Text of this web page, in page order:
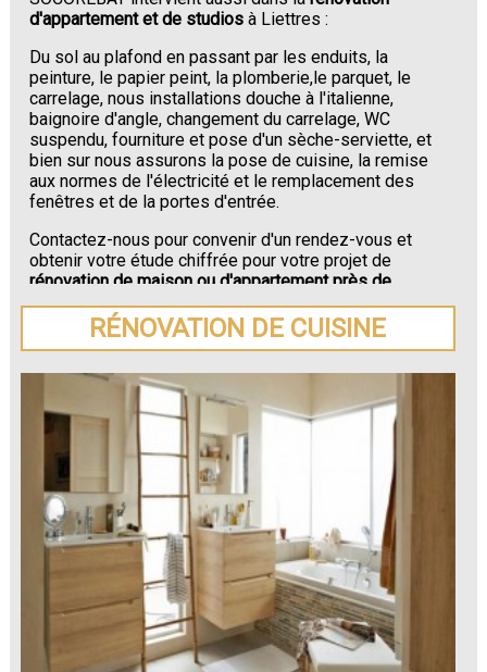
d'appartement et de studios à Liettres :
Du sol au plafond en passant par les enduits, la
peinture, le papier peint, la plomberie,le parquet, le
carrelage, nous installations douche à l'italienne,
baignoire d'angle, changement du carrelage, WC
suspendu, fourniture et pose d'un sèche-serviette, et
bien sur nous assurons la pose de cuisine, la remise
aux normes de l'électricité et le remplacement des
fenêtres et de la portes d'entrée.
Contactez-nous pour convenir d'un rendez-vous et
obtenir votre étude chiffrée pour votre projet de
rénovation de maison ou d'appartement près de
Liettres.
RÉNOVATION DE CUISINE